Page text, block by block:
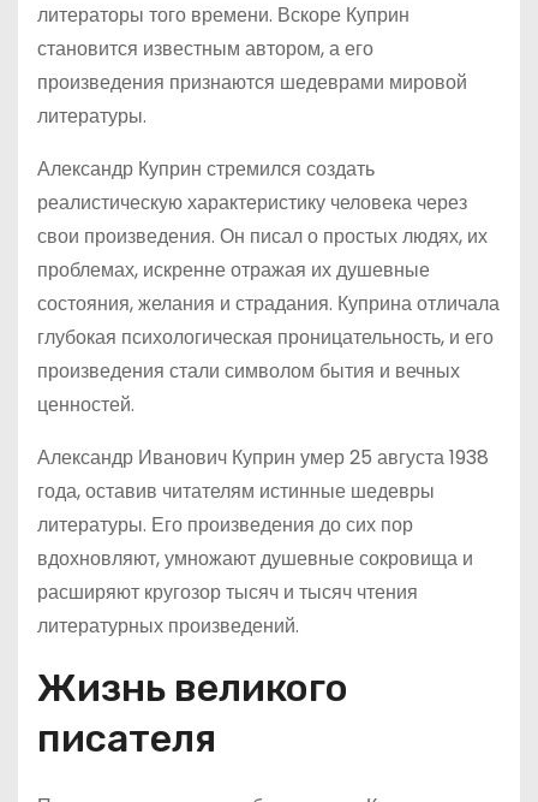
литераторы того времени. Вскоре Куприн
становится известным автором, а его
произведения признаются шедеврами мировой
литературы.
Александр Куприн стремился создать
реалистическую характеристику человека через
свои произведения. Он писал о простых людях, их
проблемах, искренне отражая их душевные
состояния, желания и страдания. Куприна отличала
глубокая психологическая проницательность, и его
произведения стали символом бытия и вечных
ценностей.
Александр Иванович Куприн умер 25 августа 1938
года, оставив читателям истинные шедевры
литературы. Его произведения до сих пор
вдохновляют, умножают душевные сокровища и
расширяют кругозор тысяч и тысяч чтения
литературных произведений.
Жизнь великого
писателя